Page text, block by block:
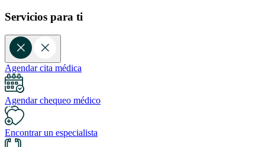
Servicios para ti
Agendar cita médica
Agendar chequeo médico
Encontrar un especialista